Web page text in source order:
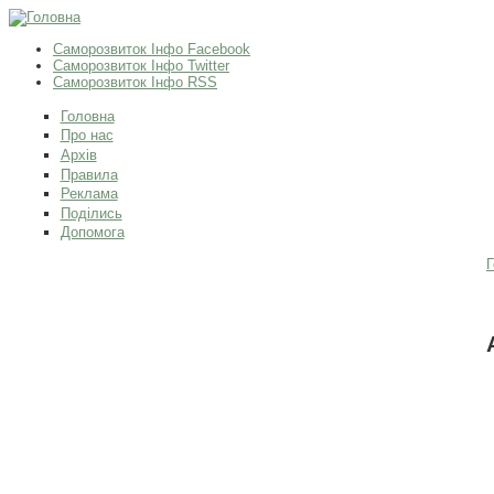
Саморозвиток Інфо Facebook
Саморозвиток Інфо Twitter
Саморозвиток Інфо RSS
Головна
Про нас
Архів
Правила
Реклама
Поділись
Допомога